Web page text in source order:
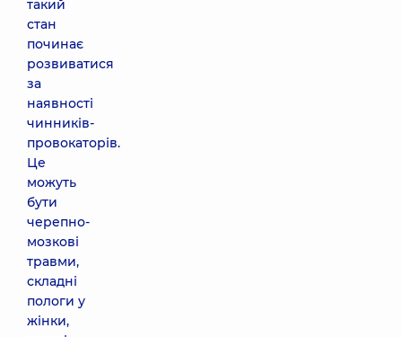
такий
стан
починає
розвиватися
за
наявності
чинників-
провокаторів.
Це
можуть
бути
черепно-
мозкові
травми,
складні
пологи у
жінки,